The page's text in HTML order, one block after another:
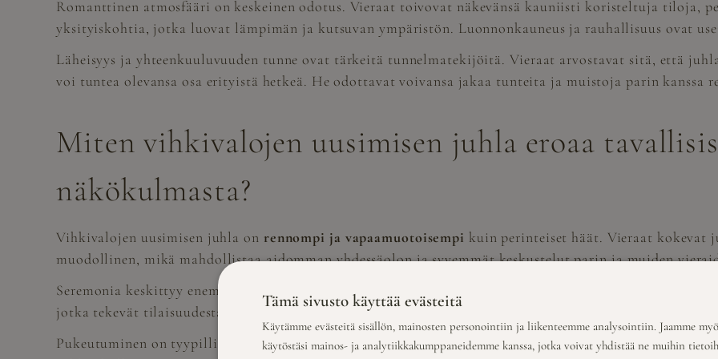
Romanttinen atmosfääri on keskeinen odotus. Vieraat toivovat näkevänsä kauniisti koristeltuja tiloja,
yksityiskohtia, jotka luovat lämpimän ja kutsuvan ympäristön. Luonnonkauneus ja rauhallisuus ovat
Läheisyys ja yhteenkuuluvuuden tunne ovat tärkeitä tunnelmatekijöitä. Vieraat arvostavat sitä, että
voi tuntea olevansa osa erityistä hetkeä. He odottavat voivansa jakaa tunteita ja muistoja parin kanssa
Miten vihkivalojen uusimisen juhla eroaa
näkökulmasta?
Vihkivalojen uusimisen juhla on rennompi ja vapaamuotoisempi kuin perinteiset häät. Vieraat kokevat
muodollinen, mikä mahdollistaa aidomman yhdessäolon ja syvemmät keskustelut parin ja muiden
Seremonia keskittyy enemmän parin yhteiseen matkaan kuin uuden elämän aloittamiseen. Vieraat
jotka tekevät tilaisuudesta liikuttavan ja merkityksellisen. Lupaukset ovat usein syvempiä ja
Pukeutuminen on tyypillisesti vapaamuotoisempaa, vaikka juhlavaa. Vieraat arvostavat sitä, että he
Tämä sivusto käyttää evästeitä
Käytämme evästeitä sisällön, mainosten personointiin ja liikenteemme analysointiin. Jaamme
käytöstäsi mainos- ja analytiikkakumppaneidemme kanssa, jotka voivat yhdistää ne muihin